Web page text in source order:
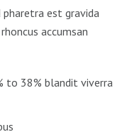
pharetra est gravida
accumsan
to 38% blandit viverra